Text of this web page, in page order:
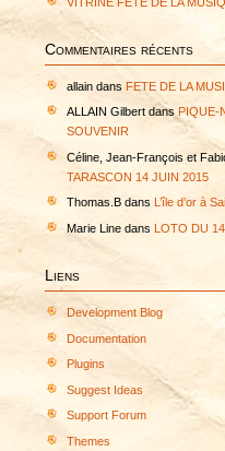
Commentaires récents
allain dans FETE DE LA
ALLAIN Gilbert dans PIQUE-
SOUVENIR
Céline, Jean-François et
TARASCON 14 JUIN 2015
Thomas.B dans
L’île d’or à
Marie Line dans LOTO DU
Liens
Development Blog
Documentation
Plugins
Suggest Ideas
Support Forum
Themes